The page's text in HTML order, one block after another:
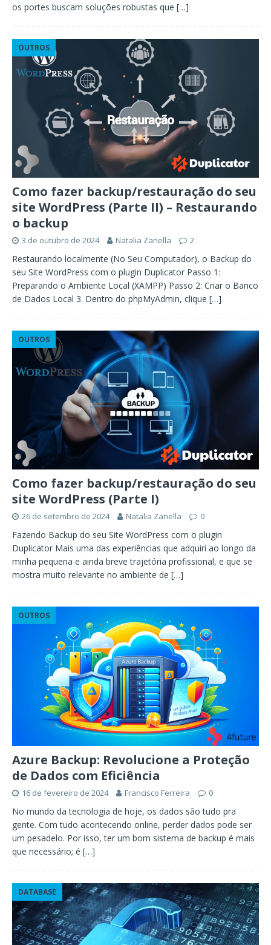
os portes buscam soluções robustas que […]
OUTROS
Como fazer backup/restauração do seu
site WordPress (Parte II) – Restaurando
o backup
3 de outubro de 2024 Natalia Zanella 2
Restaurando localmente (No Seu Computador), o Backup do
seu Site WordPress com o plugin Duplicator Passo 1:
Preparando o Ambiente Local (XAMPP) Passo 2: Criar o Banco
de Dados Local 3. Dentro do phpMyAdmin, clique […]
OUTROS
Como fazer backup/restauração do seu
site WordPress (Parte I)
26 de setembro de 2024 Natalia Zanella 0
Fazendo Backup do seu Site WordPress com o plugin
Duplicator Mais uma das experiências que adquiri ao longo da
minha pequena e ainda breve trajetória profissional, e que se
mostra muito relevante no ambiente de […]
OUTROS
Azure Backup: Revolucione a Proteção
de Dados com Eficiência
16 de fevereiro de 2024 Francisco Ferreira 0
No mundo da tecnologia de hoje, os dados são tudo pra
gente. Com tudo acontecendo online, perder dados pode ser
um pesadelo. Por isso, ter um bom sistema de backup é mais
que necessário; é […]
DATABASE